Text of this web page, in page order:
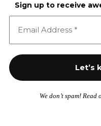
Sign up to receive
We don’t spam! Read